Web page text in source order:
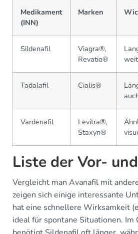
Medikament
(INN)
Marken
Sildenafil
Viagra®,
Revatio®
Tadalafil Cialis®
Vardenafil
Levitra®,
Staxyn®
Liste der Vor-
Vergleicht man Avanafil mit
zeigen sich einige interessante
hat eine schnellere Wirksamkeit
ideal für spontane Situationen. Im